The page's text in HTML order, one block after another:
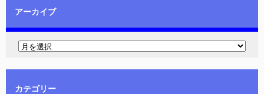
アーカイブ
カテゴリー